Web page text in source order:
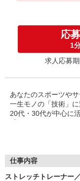
★年間インセ
応
1
求人応募
あなたのスポーツやサ
一生モノの「技術」に
20代・30代が中心に
誰かの「明日」を変
「体に関わる仕事がし
仕事内容
ストレッチトレーナー